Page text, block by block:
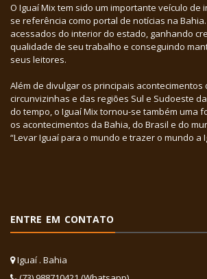
O Iguaí Mix tem sido um importante veículo de
se referência como portal de notícias na
acessados do interior do estado, ganhando
qualidade de seu trabalho e conseguindo
seus leitores.
Além de divulgar os principais acontecimentos
circunvizinhas e das regiões Sul e Sudoeste
do tempo, o Iguaí Mix tornou-se também uma
os acontecimentos da Bahia, do Brasil e do
“Levar Iguaí para o mundo e trazer o mundo a
ENTRE EM CONTATO
Iguaí . Bahia